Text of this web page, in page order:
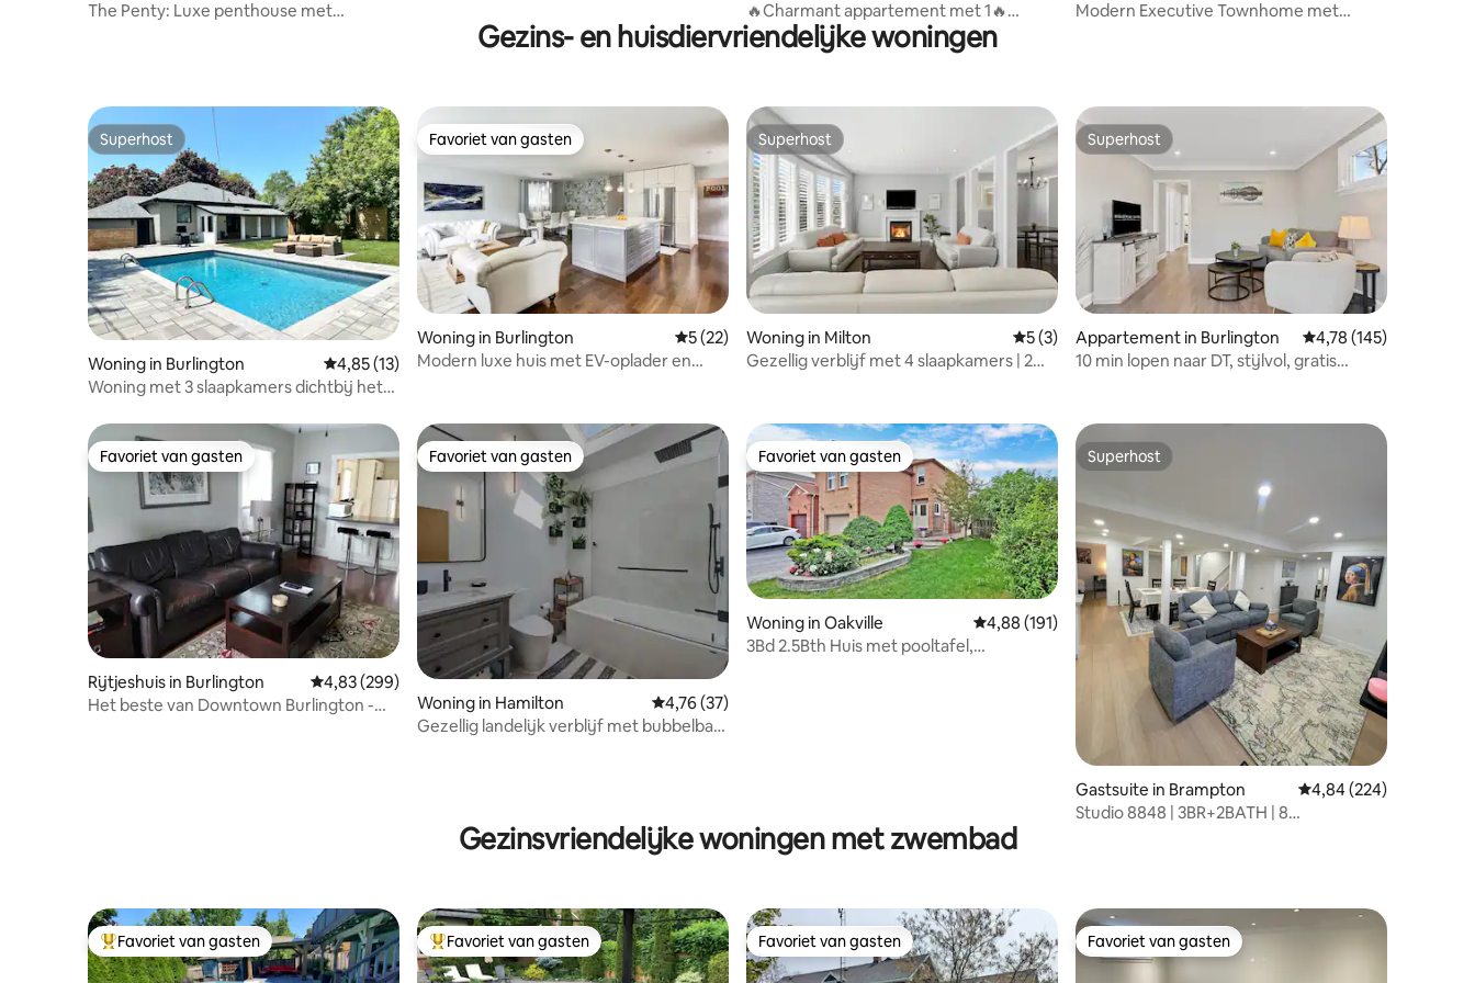
The Penty: Luxe penthouse met
a
🔥Charmant appartement met 1🔥
slaapkamer op een steenworp afstand
van Square One!👌
Modern Executive Townhome met
Gezins- en huisdiervriendelijke woningen
Superhost
Superhost
Woning in Burlington Gemiddelde beoordeling van 4,85 uit 5, 13 recensies
4,85 (13)
Woning met 3 slaapkamers dichtbij het
Favoriet van gasten
Favoriet van gasten
Woning in Burlington Gemiddelde beoordeling van 5 uit 5, 22 recensies
5 (22)
Modern luxe huis met EV-oplader en
Superhost
Superhost
Woning in Milton Gemiddelde beoordeling van 5 uit 5, 3 recensies
5 (3)
Gezellig verblijf met 4 slaapkamers | 2
Superhost
Superhost
Appartement in Burlington Gemiddelde
4,78 (145)
10 min lopen naar DT, stijlvol, gratis
Favoriet van gasten
Favoriet van gasten
Rijtjeshuis in Burlington Gemiddelde beoordeling van 4,83 uit 5, 299 recensies
4,83 (299)
Het beste van Downtown Burlington -
Favoriet van gasten
Favoriet van gasten
Woning in Hamilton Gemiddelde beoordeling van 4,76 uit 5, 37 recensies
4,76 (37)
Gezellig landelijk verblijf met bubbelbad,
Favoriet van gasten
Favoriet van gasten
Woning in Oakville Gemiddelde beoordeling van 4,88 uit 5, 191 recensies
4,88 (191)
3Bd 2.5Bth Huis met pooltafel,
Superhost
Superhost
Gastsuite in Brampton Gemiddelde
4,84 (224)
Studio 8848 | 3BR+2BATH | 8
Gezinsvriendelijke woningen met zwembad
Topfavoriet van gasten
Favoriet van gasten Topfavoriet van gasten
Favoriet van gasten Favoriet van gasten
Favoriet van gasten Favoriet van gasten
Favoriet van gasten